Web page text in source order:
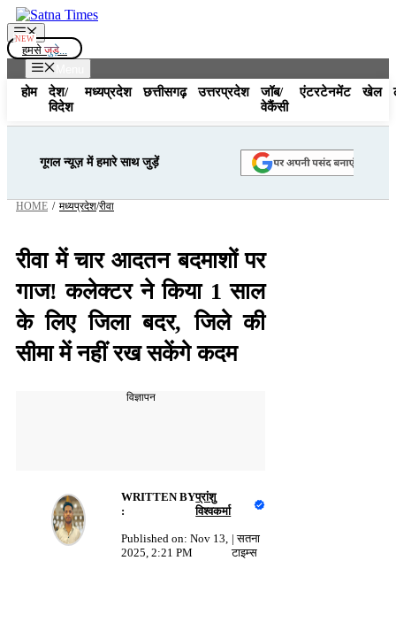
Skip
to
content
Menu
हमसे जुड़े...
होम
देश/
विदेश
मध्यप्रदेश छत्तीसगढ़ उत्तरप्रदेश
जॉब/
वेकैंसी
एंटरटेनमेंट खेल
गूगल न्यूज़ में हमारे साथ जुड़ें
HOME / मध्यप्रदेश/रीवा
रीवा में चार आदतन बदमाशों पर
गाज! कलेक्टर ने किया 1 साल
के लिए जिला बदर, जिले की
सीमा में नहीं रख सकेंगे कदम
विज्ञापन
WRITTEN BY
:
प्रांशु
विश्वकर्मा
Published on: Nov 13,
2025, 2:21 PM
|सतना
टाइम्स